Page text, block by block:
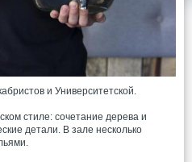
и Университетской.
стиле: сочетание дерева и
детали. В зале несколько